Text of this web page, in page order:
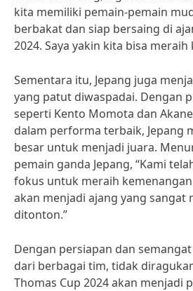
kita memiliki pemain-pemain
berbakat dan siap bersaing di
2024. Saya yakin kita bisa
Sementara itu, Jepang juga
yang patut diwaspadai. Dengan
seperti Kento Momota dan
dalam performa terbaik, Jepang
besar untuk menjadi juara.
pemain ganda Jepang, “Kami
fokus untuk meraih
akan menjadi ajang yang sangat
ditonton.”
Dengan persiapan dan
dari berbagai tim, tidak
Thomas Cup 2024 akan menjadi